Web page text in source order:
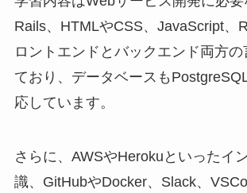
Rails、HTMLやCSS、JavaScript、
ロントエンドとバックエンド両方の
ており、データベースも
応しています。
さらに、AWSやHerokuといったイ
識、GitHubやDocker、Slack、